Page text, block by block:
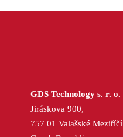
GDS Technology s. r. o.
Jiráskova 900,
757 01 Valašské Meziříčí